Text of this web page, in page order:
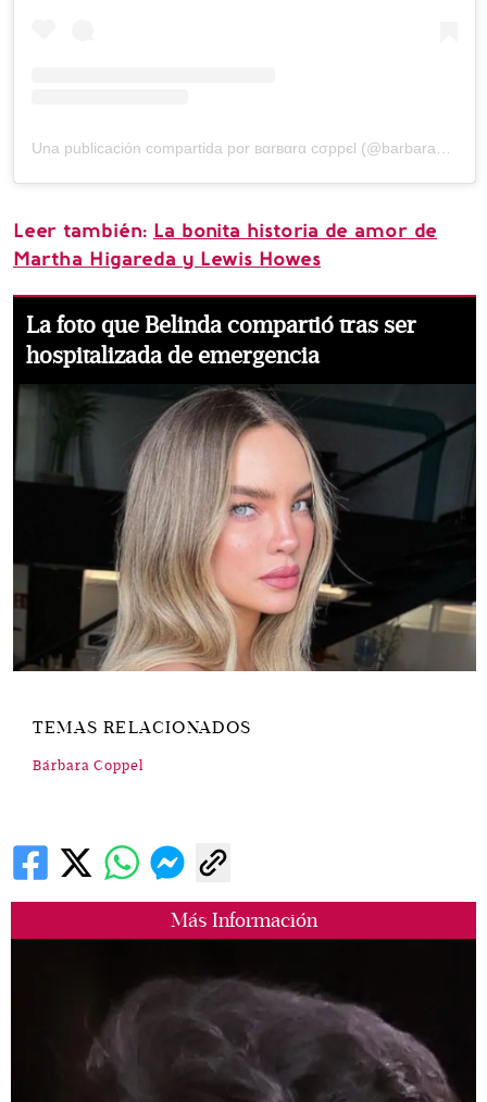
Más Información
Una publicación compartida por вαrвαrα cσppєl (@barbaracoppel)
Leer también: La bonita historia de amor de
Martha Higareda y Lewis Howes
La foto que Belinda compartió tras ser
hospitalizada de emergencia
TEMAS RELACIONADOS
Bárbara Coppel